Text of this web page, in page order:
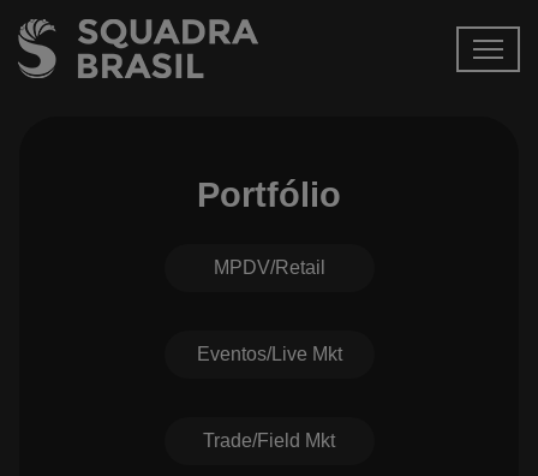
Portfólio
MPDV/Retail
Eventos/Live Mkt
Trade/Field Mkt